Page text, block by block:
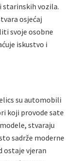
vozila.
osjećaj
svoje osobne
iskustvo i
su automobili
koji provode sate
stvaraju
sadrže moderne
ostaje vjeran